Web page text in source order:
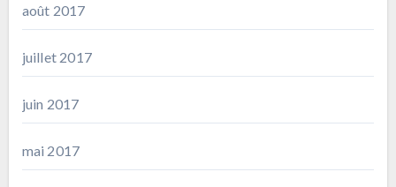
août 2017
juillet 2017
juin 2017
mai 2017